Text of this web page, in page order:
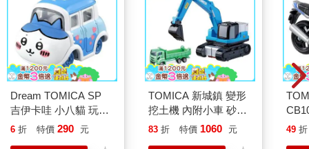
Dream TOMICA SP
吉伊卡哇 小八貓 玩具
車 Chiikawa 多美小汽
6 折 特價 290 元
TOMICA 新城鎮 變形
挖土機 內附小車 砂石
車 玩具車 多美小汽車
83 折 特價 1060 元 49 折